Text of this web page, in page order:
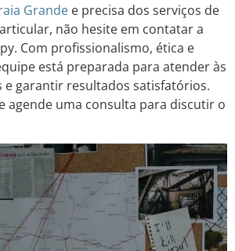
Grande e precisa dos serviços de
não hesite em contatar a
Com profissionalismo, ética e
está preparada para atender às
e garantir resultados satisfatórios.
agende uma consulta para discutir o